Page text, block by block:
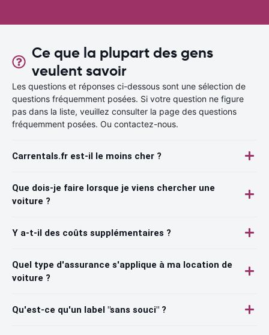
Ce que la plupart des gens
veulent savoir
Les questions et réponses ci-dessous sont une sélection de
questions fréquemment posées. Si votre question ne figure
pas dans la liste, veuillez consulter la page des questions
fréquemment posées. Ou contactez-nous.
Carrentals.fr est-il le moins cher ?
Que dois-je faire lorsque je viens chercher une
voiture ?
Y a-t-il des coûts supplémentaires ?
Quel type d'assurance s'applique à ma location de
voiture ?
Qu'est-ce qu'un label "sans souci" ?